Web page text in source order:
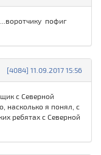
пофиг
[4084] 11.09.2017 15:56
с Северной
насколько я понял, с
ребятах с Северной